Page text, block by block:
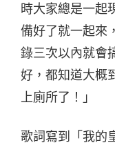
時大家總是一起
備好了就一起來
錄三次以內就會
好，都知道大概
上廁所了！」
歌詞寫到「我的